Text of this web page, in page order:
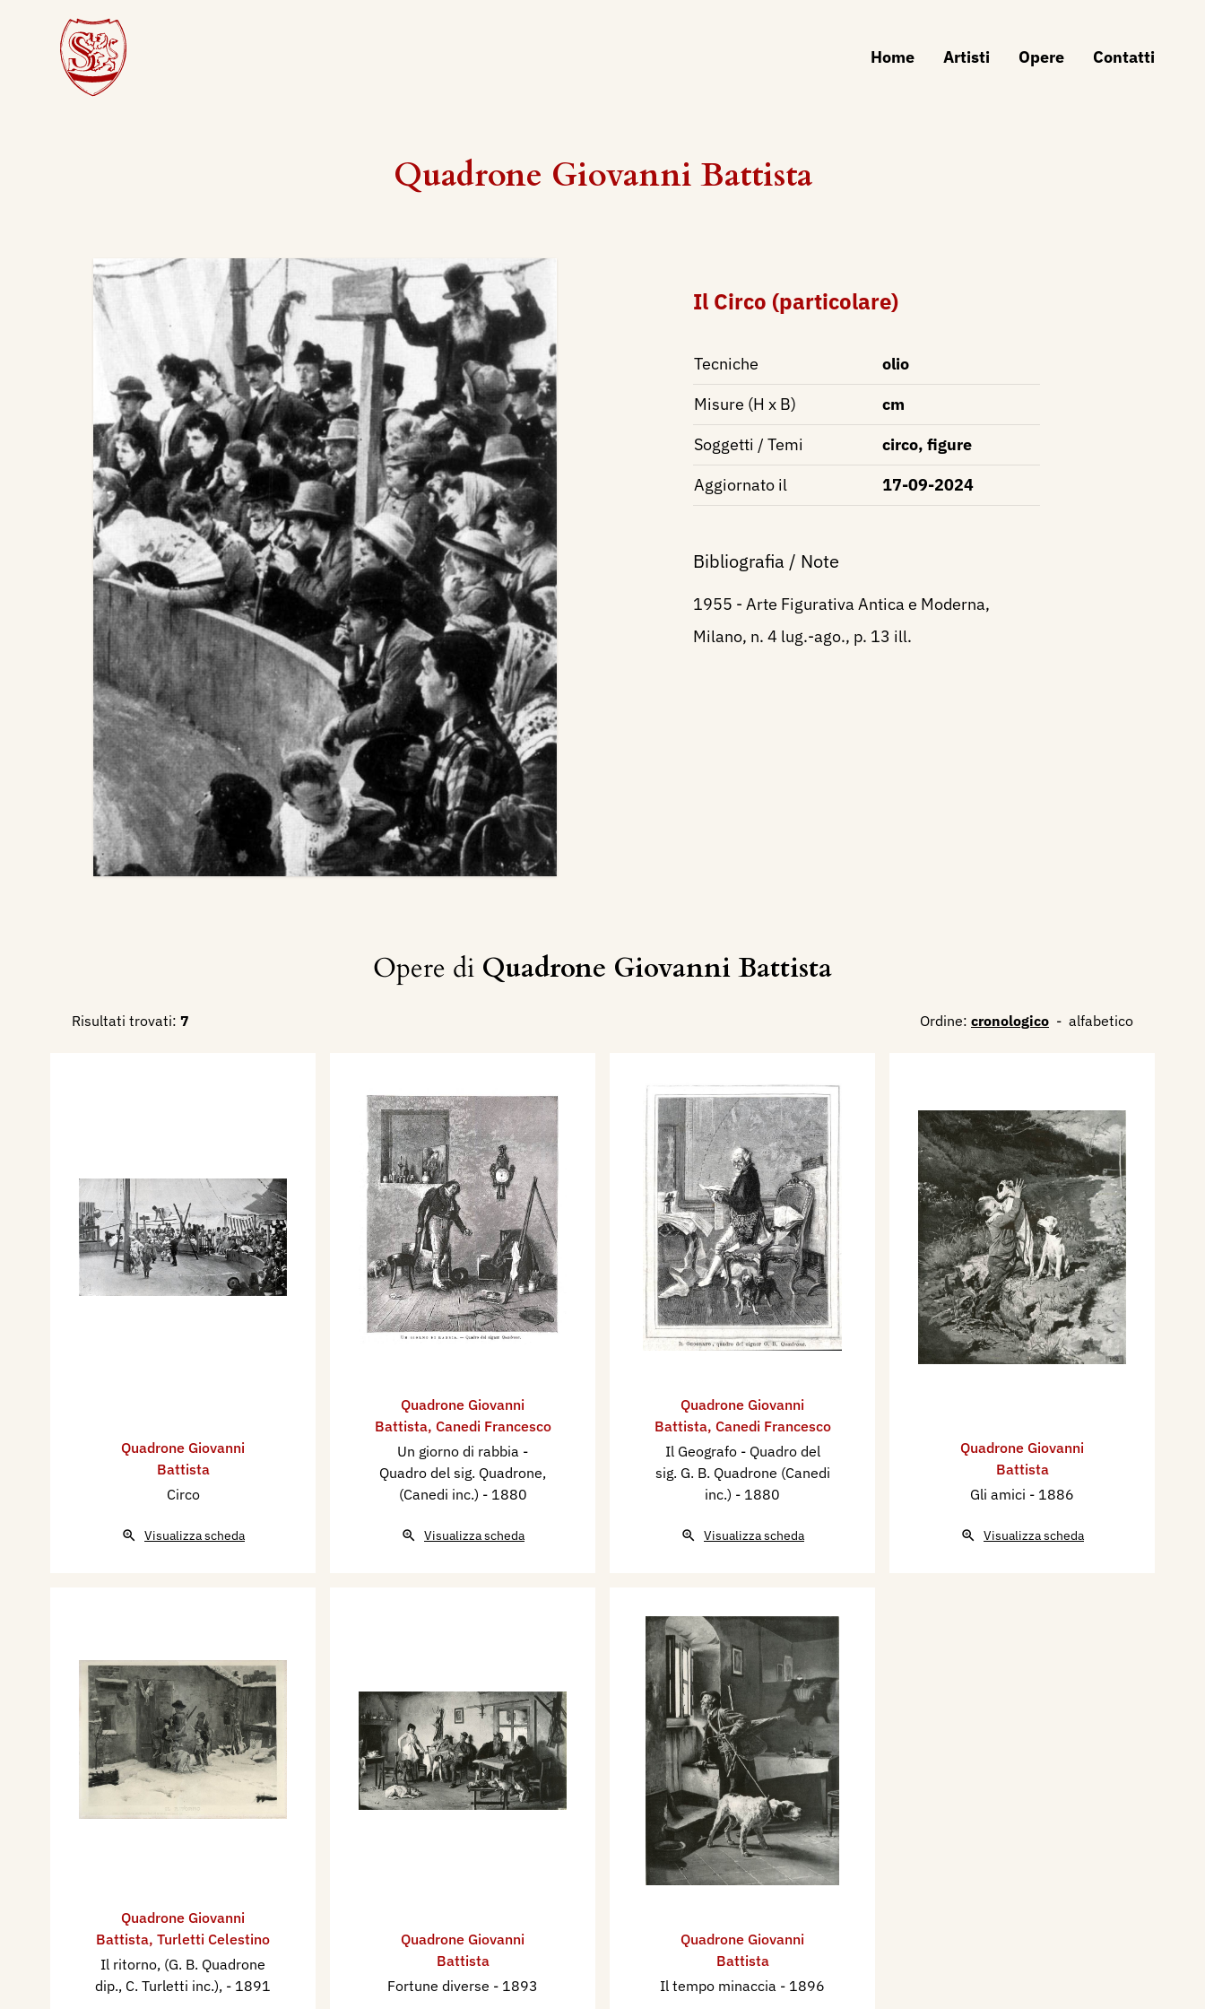
Home Artisti Opere Contatti
Quadrone Giovanni Battista
Il Circo (particolare)
Tecniche
olio
Misure (H x B)
cm
Soggetti / Temi
circo, figure
Aggiornato il
17-09-2024
Bibliografia / Note
1955 - Arte Figurativa Antica e Moderna,
Milano, n. 4 lug.-ago., p. 13 ill.
Opere di Quadrone Giovanni Battista
Risultati trovati: 7 Ordine: cronologico - alfabetico
Quadrone Giovanni
Battista
Circo
Visualizza scheda
Quadrone Giovanni
Battista, Canedi Francesco
Un giorno di rabbia -
Quadro del sig. Quadrone,
(Canedi inc.) - 1880
Visualizza scheda
Quadrone Giovanni
Battista, Canedi Francesco
Il Geografo - Quadro del
sig. G. B. Quadrone (Canedi
inc.) - 1880
Visualizza scheda
Quadrone Giovanni
Battista
Gli amici - 1886
Visualizza scheda
Quadrone Giovanni
Battista, Turletti Celestino
Il ritorno, (G. B. Quadrone
dip., C. Turletti inc.), - 1891
Quadrone Giovanni
Battista
Fortune diverse - 1893
Quadrone Giovanni
Battista
Il tempo minaccia - 1896